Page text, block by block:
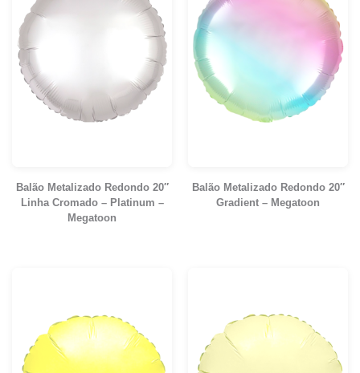
Balão Metalizado Redondo 20″
Linha Cromado – Platinum –
Megatoon
Balão Metalizado Redondo 20″
Gradient – Megatoon